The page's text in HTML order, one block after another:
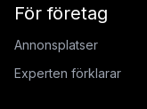
För företag
Annonsplatser
Experten förklarar